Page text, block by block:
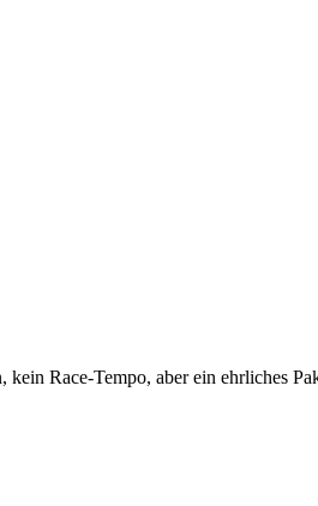
Race-Tempo, aber ein ehrliches